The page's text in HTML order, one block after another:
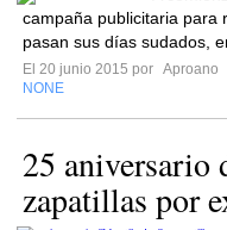
campaña publicitaria para
pasan sus días sudados,
El 20 junio 2015 por Aproano
NONE
25 aniversario
zapatillas por